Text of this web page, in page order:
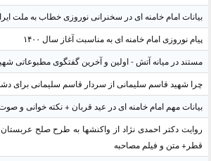
بیانات امام خامنه ای در سخنرانی نوروزی خطاب به ملت
پیام نوروزی امام خامنه ای به مناسبت آغاز سال ۱۴۰۰
مستند در میانه آتش - اولین و آخرین گفتگوی مطبوعاتی
چرا شهید قاسم سلیمانی از سردار قاسم سلیمانی برای
بیانات مهم امام خامنه ای در عید قربان + نکته خوانی و
روایت دکتر احمدی نژاد از واکنشها به طرح صلح
قطر+ متن و فیلم مصاحبه